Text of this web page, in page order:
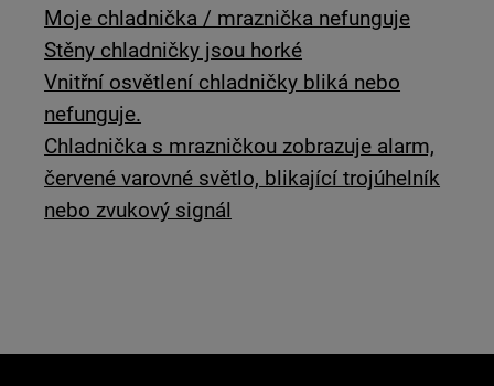
Moje chladnička / mraznička nefunguje
Stěny chladničky jsou horké
Vnitřní osvětlení chladničky bliká nebo
nefunguje.
Chladnička s mrazničkou zobrazuje alarm,
červené varovné světlo, blikající trojúhelník
nebo zvukový signál